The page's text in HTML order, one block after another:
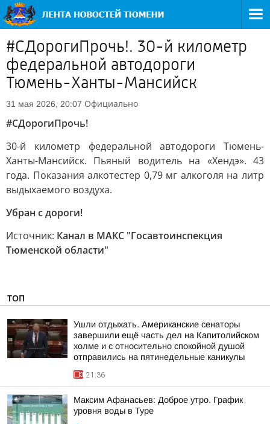
#СДорогиПрочь!. 30-й километр
федеральной автодороги
Тюмень-Ханты-Мансийск
31 мая 2026, 20:07 Официально
#СДорогиПрочь!
30-й километр федеральной автодороги Тюмень-
Ханты-Мансийск. Пьяный водитель на «Хендэ». 43
года. Показания алкотестер 0,79 мг алкоголя на литр
выдыхаемого воздуха.
Убран с дороги!
Источник: Канал в МАКС "Госавтоинспекция
Тюменской области"
ТОП
Ушли отдыхать. Американские сенаторы
завершили ещё часть дел на Капитолийском
холме и с относительно спокойной душой
отправились на пятинедельные каникулы
21:36
Максим Афанасьев: Доброе утро. График
уровня воды в Туре